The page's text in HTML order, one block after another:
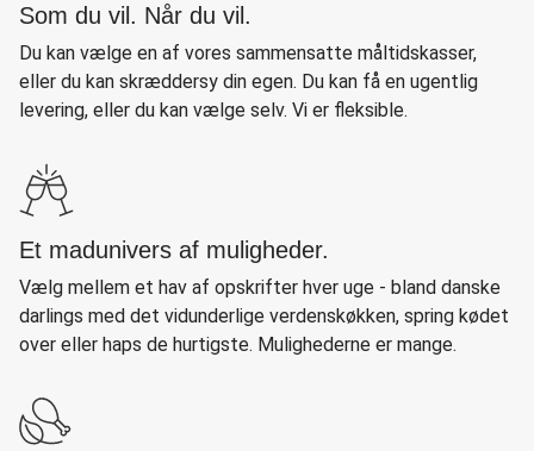
Som du vil. Når du vil.
Du kan vælge en af vores sammensatte måltidskasser,
eller du kan skræddersy din egen. Du kan få en ugentlig
levering, eller du kan vælge selv. Vi er fleksible.
Et madunivers af muligheder.
Vælg mellem et hav af opskrifter hver uge - bland danske
darlings med det vidunderlige verdenskøkken, spring kødet
over eller haps de hurtigste. Mulighederne er mange.